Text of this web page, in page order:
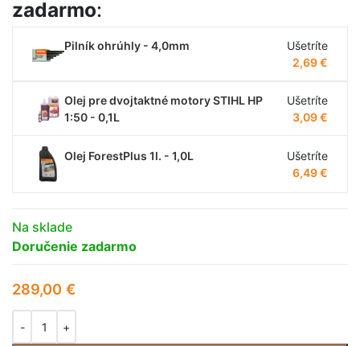
zadarmo:
Pilník ohrúhly - 4,0mm
Ušetríte
2,69€
Olej pre dvojtaktné motory STIHL HP
1:50 - 0,1L
Ušetríte
3,09€
Olej ForestPlus 1l. - 1,0L
Ušetríte
6,49€
Na sklade
Doručenie zadarmo
289,00 €